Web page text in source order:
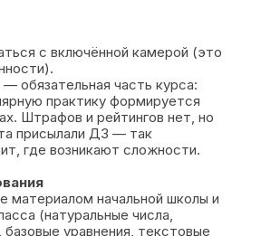
с включённой камерой (это
обязательная часть курса:
практику формируется
Штрафов и рейтингов нет, но
присылали ДЗ — так
где возникают сложности.
материалом начальной школы и
(натуральные числа,
уравнения, текстовые